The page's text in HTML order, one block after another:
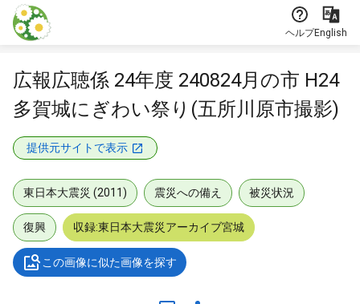
本文に飛ぶ
ヘルプEnglish
広報広聴係 24年度 240824月の市 H24
多賀城にぎわい祭り(五所川原市撮影)
提供元サイトで表示
東日本大震災 (2011) 震災への備え 被災状況
復興 収録:東日本大震災アーカイブ宮城
この画像に似た画像を探す